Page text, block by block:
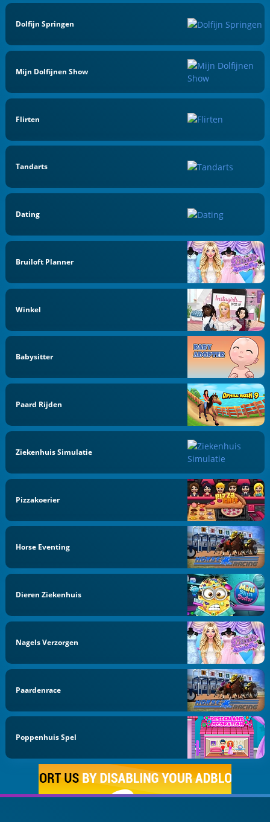
Dolfijn Springen
Mijn Dolfijnen Show
Flirten
Tandarts
Dating
Bruiloft Planner
Winkel
Babysitter
Paard Rijden
Ziekenhuis Simulatie
Pizzakoerier
Horse Eventing
Dieren Ziekenhuis
Nagels Verzorgen
Paardenrace
Poppenhuis Spel